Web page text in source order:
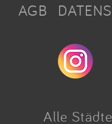
AGB
Alle